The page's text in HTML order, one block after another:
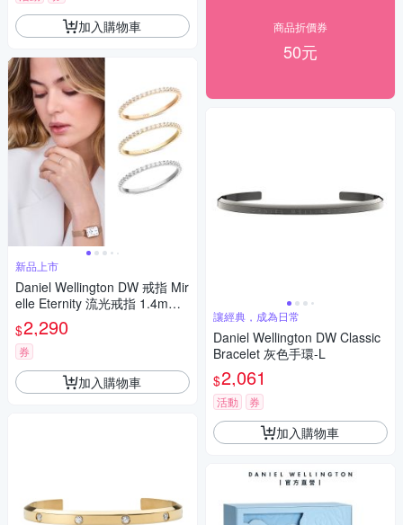
加入購物車
新品上市
Daniel Wellington DW 戒指 Mir
elle Eternity 流光戒指 1.4mm
(多色可選)
$2,290
券
加入購物車
商品折價券
50元
讓經典，成為日常
Daniel Wellington DW Classic
Bracelet 灰色手環-L
$2,061
活動 券
加入購物車